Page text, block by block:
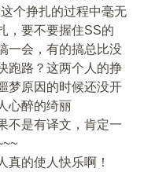
个挣扎的过程中毫无
，要不要握住SS的
一会，有的搞总比没
跑路？这两个人的挣
梦原因的时候还没开
心醉的绮丽
不是有译文，肯定一
真的使人快乐啊！